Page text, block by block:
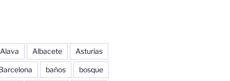
Alava Albacete Asturias
baños bosque